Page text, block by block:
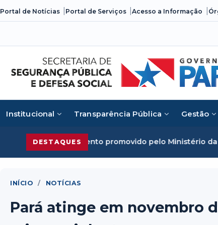
Portal de Notícias Portal de Serviços Acesso a Informação
Institucional Transparência Pública Gestão
DESTAQUES
promovido pelo Ministério da Justiça Segurança
INÍCIO / NOTÍCIAS
Pará atinge em novembro